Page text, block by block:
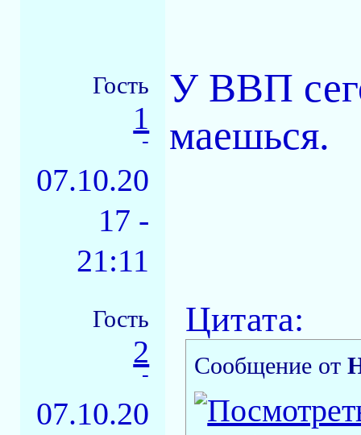
Гость
1
-
07.10.20
17 -
21:11
У ВВП
маешься.
Гость
2
-
07.10.20
Цитата:
Сообщение от